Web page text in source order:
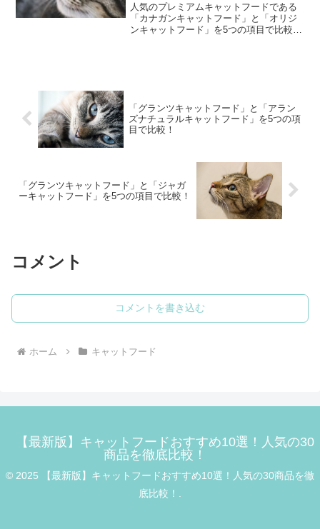
人気のプレミアムキャットフードである
「カナガンキャットフード」と「オリジ
ンキャットフード」を5つの項目で比較し
「グランツキャットフード」と「アラン
ズナチュラルキャットフード」を5つの項
目で比較！
「グランツキャットフード」と「ジャガ
ーキャットフード」を5つの項目で比較！
コメント
コメントを書き込む
ホーム キャットフード
【最新版】キャットフードおすすめ10選！人気の30
商品を徹底比較！
© 2025 【最新版】キャットフードおすすめ10選！人気の30商品を徹
底比較！.